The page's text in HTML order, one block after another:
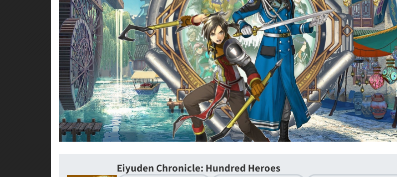
Eiyuden Chronicle: Hundred Heroes